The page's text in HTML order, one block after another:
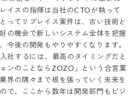
イスの指揮は当社のCTOが執って
ってリプレイス案件は、古い技術と
の機会で新しいシステム全体を把握
今後の開発もやりやすくなります。
社するには、最高のタイミングだと
ンのことならZOZO」という合言葉
界の隅々まで根を張っていく未来を
で、ここから数年は開発部門もビジ